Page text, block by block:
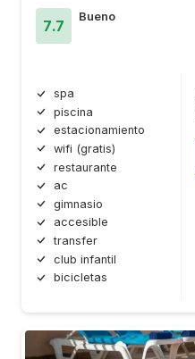
7.7
Bueno
spa
piscina
estacionamiento
wifi (gratis)
restaurante
ac
gimnasio
accesible
transfer
club infantil
bicicletas